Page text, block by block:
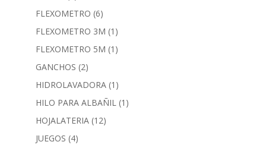
FLEXOMETRO (6)
FLEXOMETRO 3M (1)
FLEXOMETRO 5M (1)
GANCHOS (2)
HIDROLAVADORA (1)
HILO PARA ALBAÑIL (1)
HOJALATERIA (12)
JUEGOS (4)